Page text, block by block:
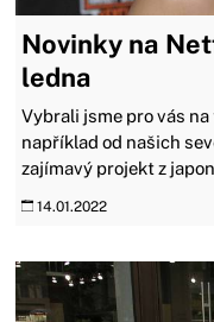
Novinky na
ledna
Vybrali jsme pro vás
například od našich
zajímavý projekt z
14.01.2022